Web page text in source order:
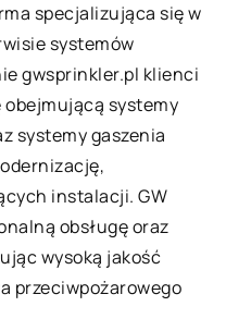
specjalizująca się w
systemów
gwsprinkler.pl klienci
systemy
systemy gaszenia
instalacji. GW
obsługę oraz
wysoką jakość
przeciwpożarowego